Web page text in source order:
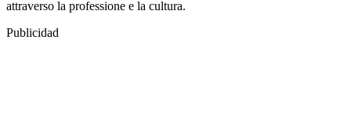
attraverso la professione e la cultura.
Publicidad